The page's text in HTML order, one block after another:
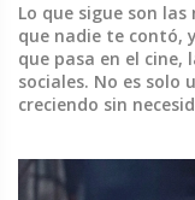
Lo que sigue son
que nadie te contó,
que pasa en el cine,
sociales. No es solo
creciendo sin